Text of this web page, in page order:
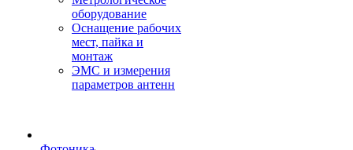
оборудование
Оснащение рабочих
мест, пайка и
монтаж
ЭМС и измерения
параметров антенн